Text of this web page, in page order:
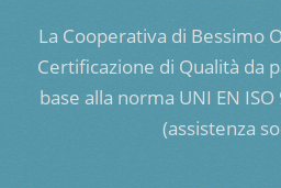
La Cooperativa di Bessimo
Certificazione di Qualità da
base alla norma UNI EN
(assistenza